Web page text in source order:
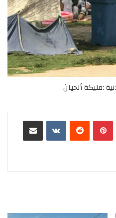
:مليكة ألحيان
بينتيريست